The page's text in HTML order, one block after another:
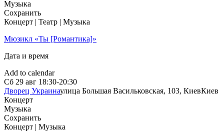
Музыка
Сохранить
Концерт | Театр | Музыка
Мюзикл «Ты [Романтика]»
Дата и время
Add to calendar
Сб 29 авг 18:30-20:30
Дворец Украинаулица Большая Васильковская, 103, КиевКиев
Концерт
Музыка
Сохранить
Концерт | Музыка